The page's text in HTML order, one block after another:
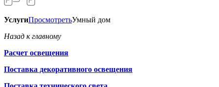
УслугиПросмотретьУмный дом
Назад к главному
Расчет освещения
Поставка декоративного освещения